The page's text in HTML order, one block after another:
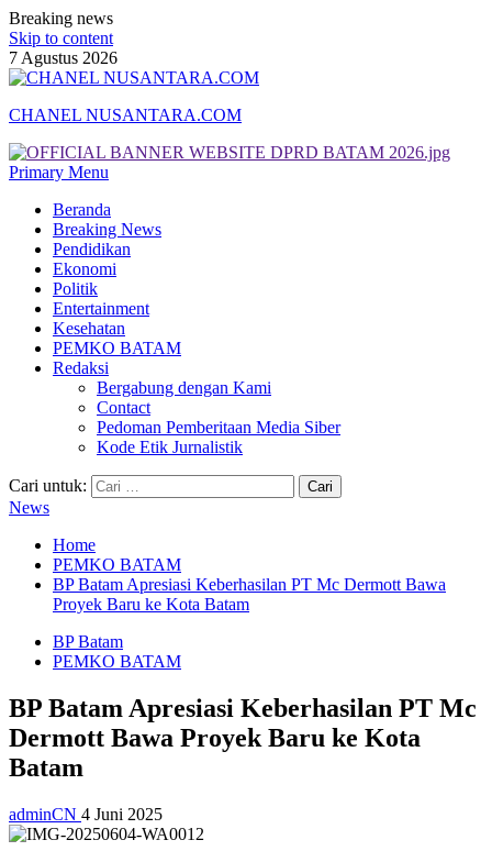
Breaking news
Skip to content
7 Agustus 2026
CHANEL NUSANTARA.COM
Primary Menu
Beranda
Breaking News
Pendidikan
Ekonomi
Politik
Entertainment
Kesehatan
PEMKO BATAM
Redaksi
Bergabung dengan Kami
Contact
Pedoman Pemberitaan Media Siber
Kode Etik Jurnalistik
Cari untuk:
News
Home
PEMKO BATAM
BP Batam Apresiasi Keberhasilan PT Mc Dermott Bawa
Proyek Baru ke Kota Batam
BP Batam
PEMKO BATAM
BP Batam Apresiasi Keberhasilan PT Mc
Dermott Bawa Proyek Baru ke Kota
Batam
adminCN 4 Juni 2025